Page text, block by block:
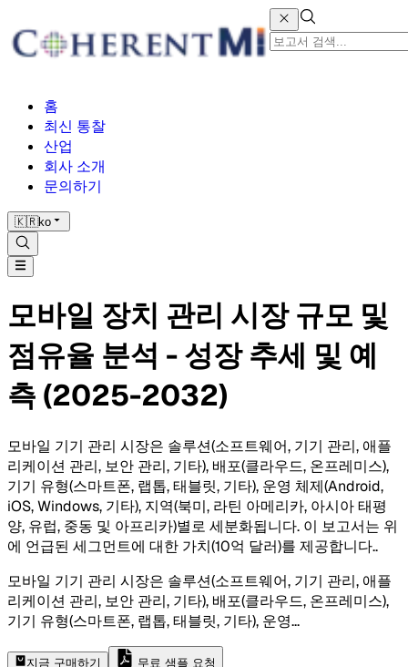
홈
최신 통찰
산업
회사 소개
문의하기
🇰🇷ko
모바일 장치 관리 시장 규모 및
점유율 분석 - 성장 추세 및 예
측 (2025-2032)
모바일 기기 관리 시장은 솔루션(소프트웨어, 기기 관리, 애플
리케이션 관리, 보안 관리, 기타), 배포(클라우드, 온프레미스),
기기 유형(스마트폰, 랩톱, 태블릿, 기타), 운영 체제(Android,
iOS, Windows, 기타), 지역(북미, 라틴 아메리카, 아시아 태평
양, 유럽, 중동 및 아프리카)별로 세분화됩니다. 이 보고서는 위
에 언급된 세그먼트에 대한 가치(10억 달러)를 제공합니다..
모바일 기기 관리 시장은 솔루션(소프트웨어, 기기 관리, 애플
리케이션 관리, 보안 관리, 기타), 배포(클라우드, 온프레미스),
기기 유형(스마트폰, 랩톱, 태블릿, 기타), 운영...
지금 구매하기 무료 샘플 요청